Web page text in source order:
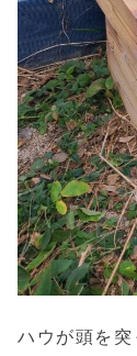
ハウが頭を突